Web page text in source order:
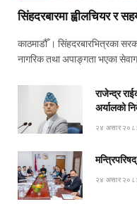
सिंहदरबारमा ह्वीलचियर र
काठमाडौँ । सिंहदरबारभित्रका
नागरिक तथा अपाङ्गता भएका
राजेन्द्र
अर्यालको
२४ असार
२४ असार